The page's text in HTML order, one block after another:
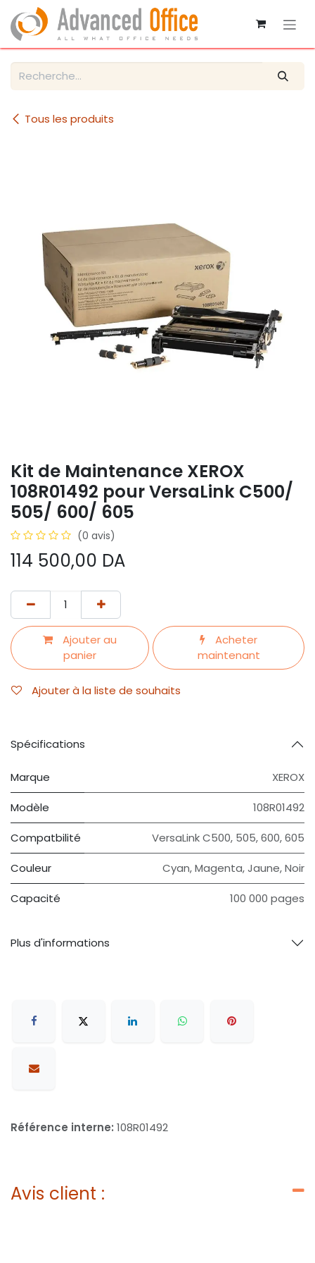
Se rendre au contenu
Tous les produits
Kit de Maintenance XEROX
108R01492 pour VersaLink C500/
505/ 600/ 605
(0 avis)
114 500,00 DA
Ajouter au
panier
Acheter
maintenant
Ajouter à la liste de souhaits
Spécifications
Marque XEROX
Modèle 108R01492
Compatbilité VersaLink C500, 505, 600, 605
Couleur Cyan, Magenta, Jaune, Noir
Capacité 100 000 pages
Plus d'informations
Référence interne: 108R01492
Avis client :